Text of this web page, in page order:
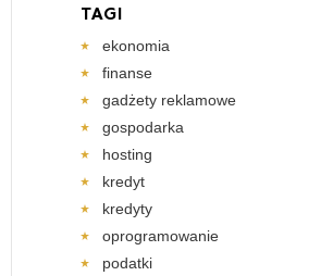
TAGI
ekonomia
finanse
gadżety reklamowe
gospodarka
hosting
kredyt
kredyty
oprogramowanie
podatki